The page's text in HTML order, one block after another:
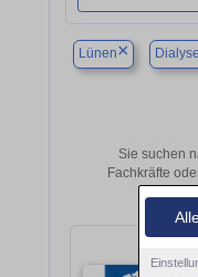
Lünen× Dialyse
Sie suchen
Fachkräfte